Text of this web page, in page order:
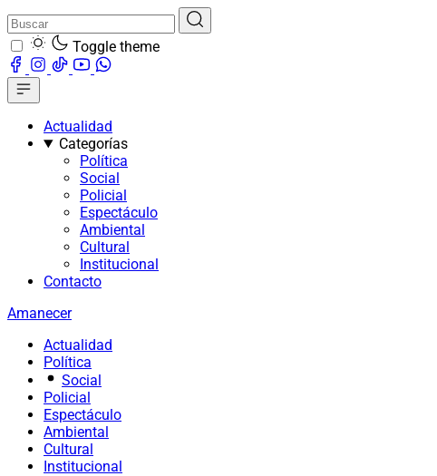
Toggle theme
Actualidad
Categorías
Política
Social
Policial
Espectáculo
Ambiental
Cultural
Institucional
Contacto
Amanecer
Actualidad
Política
Social
Policial
Espectáculo
Ambiental
Cultural
Institucional